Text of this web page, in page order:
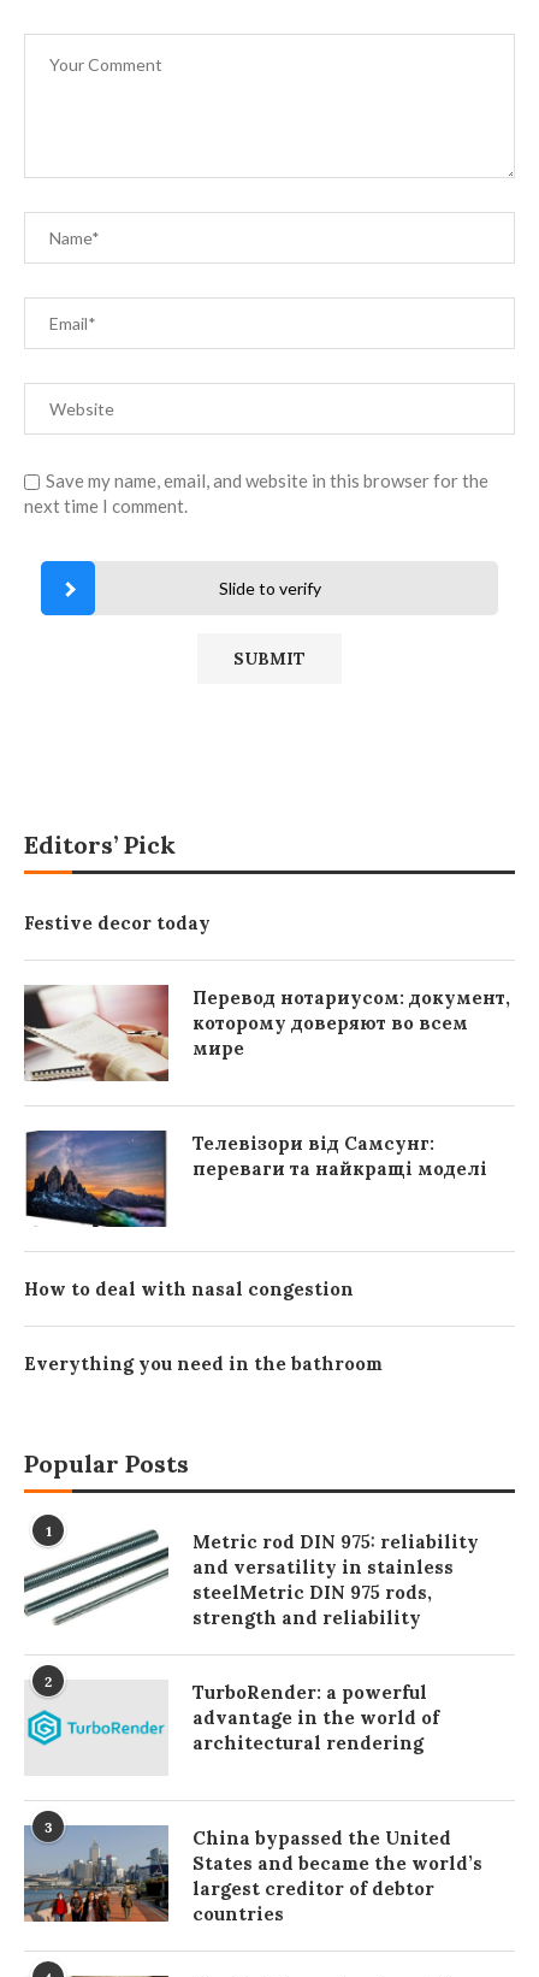
Save my name, email, and website in this browser for the
next time I comment.
Slide to verify
Editors’ Pick
Festive decor today
Перевод нотариусом: документ,
которому доверяют во всем
мире
Телевізори від Самсунг:
переваги та найкращі моделі
How to deal with nasal congestion
Everything you need in the bathroom
Popular Posts
1
Metric rod DIN 975: reliability
and versatility in stainless
steelMetric DIN 975 rods,
strength and reliability
2
TurboRender: a powerful
advantage in the world of
architectural rendering
3
China bypassed the United
States and became the world’s
largest creditor of debtor
countries